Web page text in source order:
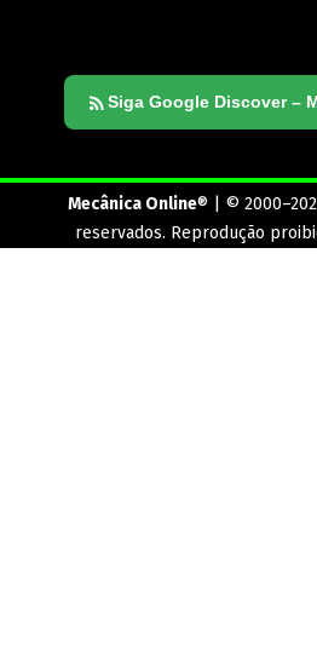
Siga Google Discover –
Mecânica Online® | ©
reservados. Reprodução